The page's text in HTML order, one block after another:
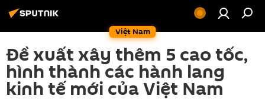
Việt Nam
Đề xuất xây thêm 5 cao tốc,
hình thành các hành lang
kinh tế mới của Việt Nam